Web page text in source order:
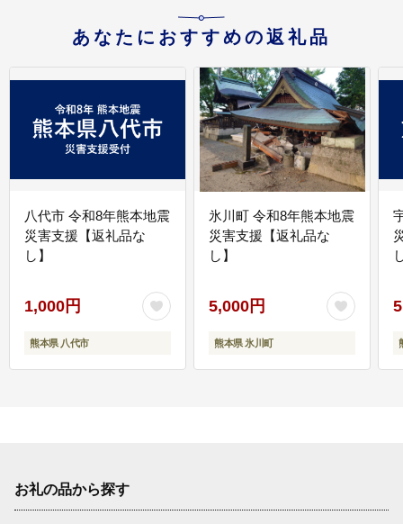
あなたにおすすめの返礼品
八代市 令和8年熊本地震
災害支援【返礼品な
し】
1,000円
熊本県 八代市
氷川町 令和8年熊本地震
災害支援【返礼品な
し】
5,000円
熊本県 氷川町
お礼の品から探す